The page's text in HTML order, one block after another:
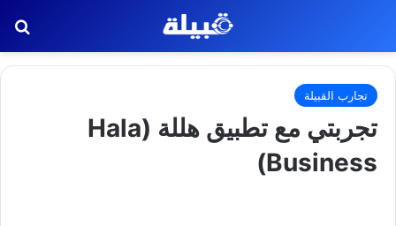
تجارب القبيلة
تجربتي مع تطبيق هللة (Hala
Business)